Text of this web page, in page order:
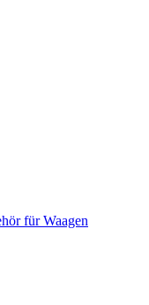
für Waagen